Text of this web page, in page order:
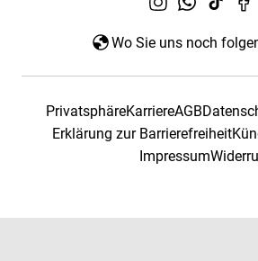
Wo Sie uns noch
PrivatsphäreKarriereAGB
Erklärung zur Barrierefreiheit
Impressum